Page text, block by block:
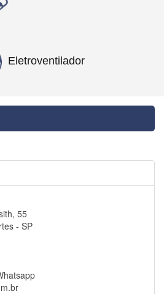
Eletroventilador
55
- SP